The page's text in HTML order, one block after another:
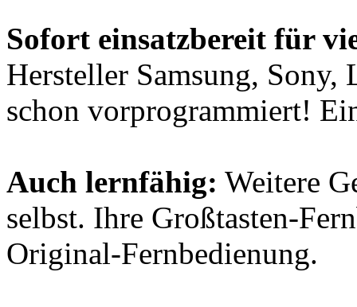
Sofort einsatzbereit für
Hersteller Samsung,
schon vorprogrammiert!
Auch lernfähig: Weitere
selbst. Ihre Großtasten-
Original-Fernbedienung.